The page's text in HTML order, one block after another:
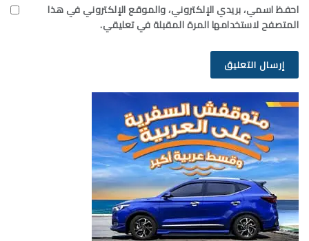
احفظ اسمي، بريدي الإلكتروني، والموقع الإلكتروني في هذا
المتصفح لاستخدامها المرة المقبلة في تعليقي.